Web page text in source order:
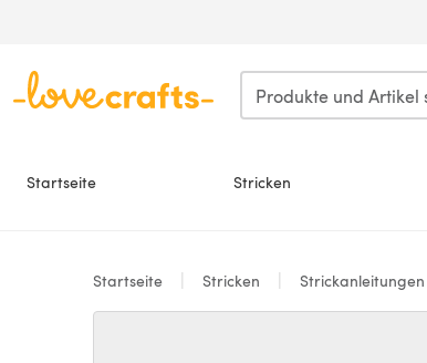
Startseite Stricken
Startseite Stricken Strickanleitungen